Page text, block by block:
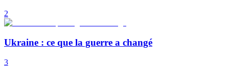
2
Ukraine : ce que la guerre a changé
3